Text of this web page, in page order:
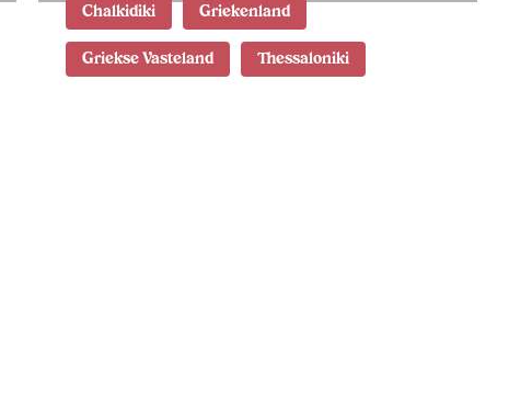
Chalkidiki Griekenland
Griekse Vasteland Thessaloniki